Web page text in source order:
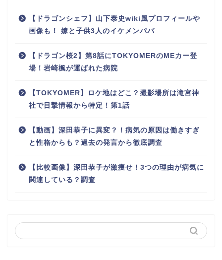
【ドラゴンシェフ】山下泰史wiki風プロフィールや
画像も！ 嫁と子供3人のイケメンパパ
【ドラゴン桜2】第8話にTOKYOMERのMEカー登
場！岩崎楓が運ばれた病院
【TOKYOMER】ロケ地はどこ？撮影場所は滝宮神
社で目撃情報から特定！第1話
【動画】深田恭子に異変？！病気の原因は働きすぎ
と性格からも？過去の発言から徹底調査
【比較画像】深田恭子が激痩せ！3つの理由が病気に
関連している？調査